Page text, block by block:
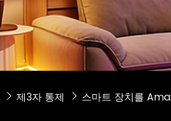
 제3자 통제  스마트 장치를